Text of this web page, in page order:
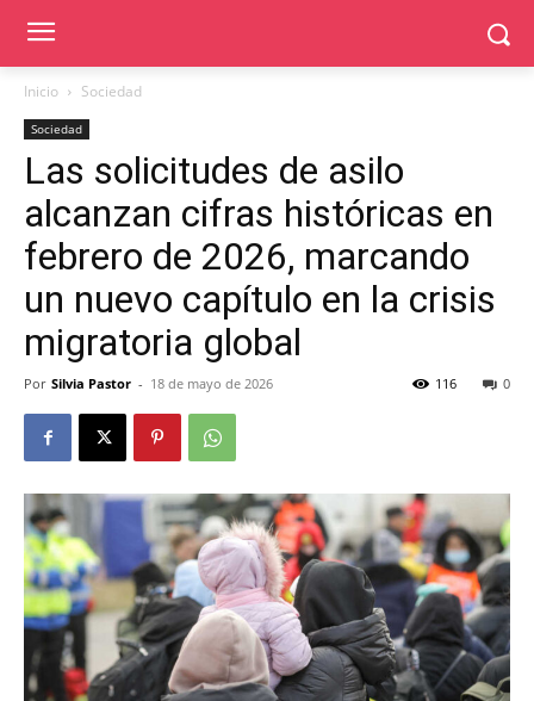
Inicio Sociedad
Sociedad
Las solicitudes de asilo
alcanzan cifras históricas en
febrero de 2026, marcando
un nuevo capítulo en la crisis
migratoria global
Por Silvia Pastor - 18 de mayo de 2026 0
116